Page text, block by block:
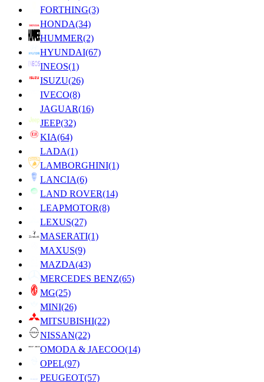
FORTHING(3)
HONDA(34)
HUMMER(2)
HYUNDAI(67)
INEOS(1)
ISUZU(26)
IVECO(8)
JAGUAR(16)
JEEP(32)
KIA(64)
LADA(1)
LAMBORGHINI(1)
LANCIA(6)
LAND ROVER(14)
LEAPMOTOR(8)
LEXUS(27)
MASERATI(1)
MAXUS(9)
MAZDA(43)
MERCEDES BENZ(65)
MG(25)
MINI(26)
MITSUBISHI(22)
NISSAN(22)
OMODA & JAECOO(14)
OPEL(97)
PEUGEOT(57)